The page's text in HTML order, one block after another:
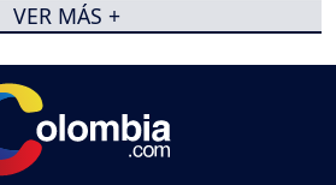
VER MÁS +